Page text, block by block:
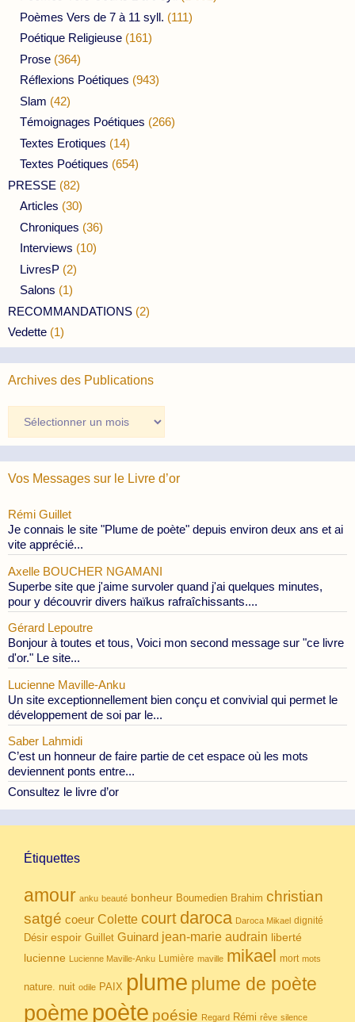
Poèmes Vers de 7 à 11 syll. (111)
Poétique Religieuse (161)
Prose (364)
Réflexions Poétiques (943)
Slam (42)
Témoignages Poétiques (266)
Textes Erotiques (14)
Textes Poétiques (654)
PRESSE (82)
Articles (30)
Chroniques (36)
Interviews (10)
LivresP (2)
Salons (1)
RECOMMANDATIONS (2)
Vedette (1)
Archives des Publications
des
Publications
Vos Messages sur le Livre d’or
Rémi Guillet
Je connais le site "Plume de poète" depuis environ deux ans et ai
vite apprécié...
Axelle BOUCHER NGAMANI
Superbe site que j'aime survoler quand j'ai quelques minutes,
pour y découvrir divers haïkus rafraîchissants....
Gérard Lepoutre
Bonjour à toutes et tous, Voici mon second message sur "ce livre
d'or." Le site...
Lucienne Maville-Anku
Un site exceptionnellement bien conçu et convivial qui permet le
développement de soi par le...
Saber Lahmidi
C’est un honneur de faire partie de cet espace où les mots
deviennent ponts entre...
Consultez le livre d’or
Étiquettes
amour anku beauté bonheur Boumedien Brahim christian
satgé coeur Colette court daroca Daroca Mikael dignité
Désir espoir Guillet Guinard jean-marie audrain liberté
lucienne Lucienne Maville-Anku Lumière maville mikael mort mots
nature. nuit odile PAIX plume plume de poète
poème poète poésie Regard Rémi rêve silence